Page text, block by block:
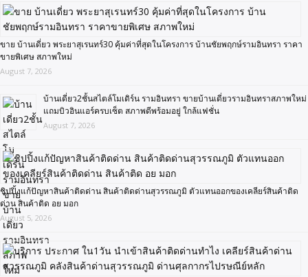
ขาย บ้านเดี่ยว พระยาสุเรนทร์30 คุ้มค่าที่สุดในโครงการ บ้านชัยพฤกษ์รามอินทรา ราคา
ขายพิเศษ สภาพใหม่
August 7, 2026
บ้านเดี่ยว2ชั้นสไตล์โมเดิร์น รามอินทรา ขายบ้านเดี่ยวรามอินทราสภาพใหม่
แถมบิวอินแอร์ครบเซ็ต สภาพดีพร้อมอยู่ ใกล้แฟชั่น
August 7, 2026
ชิปปิ้งแก้ปัญหาสินค้าติดด่าน สินค้าติดด่านสุวรรณภูมิ ตัวแทนออกของเคลียร์สินค้าติด
ด่าน สินค้าติด อย มอก
August 5, 2026